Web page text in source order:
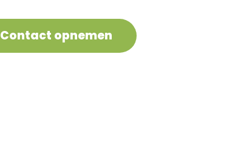
Contact opnemen